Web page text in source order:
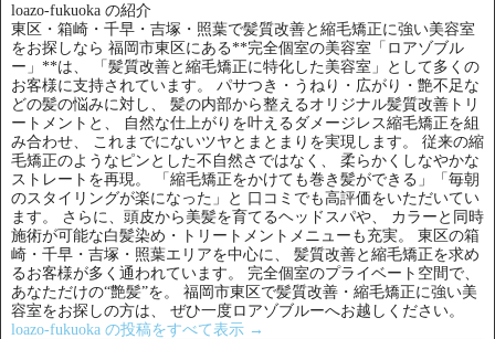
loazo-fukuoka の紹介
東区・箱崎・千早・吉塚・照葉で髪質改善と縮毛矯正に強い美容室
をお探しなら 福岡市東区にある**完全個室の美容室「ロアゾブル
ー」**は、 「髪質改善と縮毛矯正に特化した美容室」として多くの
お客様に支持されています。 パサつき・うねり・広がり・艶不足な
どの髪の悩みに対し、 髪の内部から整えるオリジナル髪質改善トリ
ートメントと、 自然な仕上がりを叶えるダメージレス縮毛矯正を組
み合わせ、 これまでにないツヤとまとまりを実現します。 従来の縮
毛矯正のようなピンとした不自然さではなく、 柔らかくしなやかな
ストレートを再現。 「縮毛矯正をかけても巻き髪ができる」「毎朝
のスタイリングが楽になった」と 口コミでも高評価をいただいてい
ます。 さらに、頭皮から美髪を育てるヘッドスパや、 カラーと同時
施術が可能な白髪染め・トリートメントメニューも充実。 東区の箱
崎・千早・吉塚・照葉エリアを中心に、 髪質改善と縮毛矯正を求め
るお客様が多く通われています。 完全個室のプライベート空間で、
あなただけの“艶髪”を。 福岡市東区で髪質改善・縮毛矯正に強い美
容室をお探しの方は、 ぜひ一度ロアゾブルーへお越しください。
loazo-fukuoka の投稿をすべて表示 →